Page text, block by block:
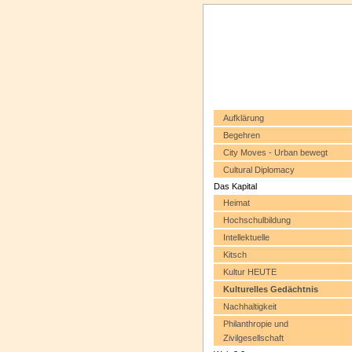
Aufklärung
Begehren
City Moves - Urban bewegt
Cultural Diplomacy
Das Kapital
Heimat
Hochschulbildung
Intellektuelle
Kitsch
Kultur HEUTE
Kulturelles Gedächtnis
Nachhaltigkeit
Philanthropie und
Zivilgesellschaft